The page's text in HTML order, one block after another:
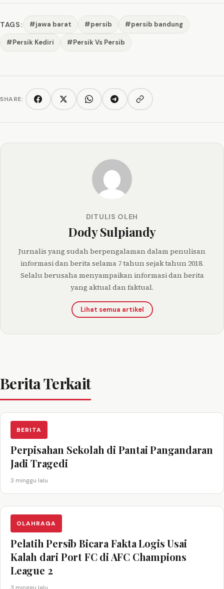
TAGS: #jawa barat #persib #persib bandung
#Persik Kediri #Persik Vs Persib
SHARE: FacebookTwitter/XWhatsAppTelegramCopy link
DITULIS OLEH
Dody Sulpiandy
Jurnalis yang sudah berpengalaman dalam penulisan
informasi dan berita selama 7 tahun sejak tahun 2018.
Selalu berusaha menyampaikan informasi dan berita
yang aktual dan faktual.
Lihat semua artikel
Berita Terkait
BERITA
Perpisahan Sekolah di Pantai Pangandaran
Jadi Tragedi
3 minggu lalu
OLAHRAGA
Pelatih Persib Bicara Fakta Logis Usai
Kalah dari Port FC di AFC Champions
League 2